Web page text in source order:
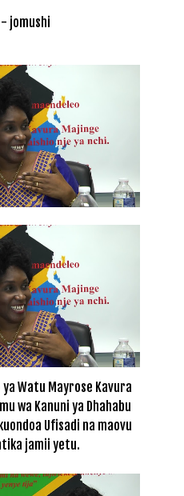
- jomushi
Watu Mayrose Kavura
wa Kanuni ya Dhahabu
Ufisadi na maovu
jamii yetu.